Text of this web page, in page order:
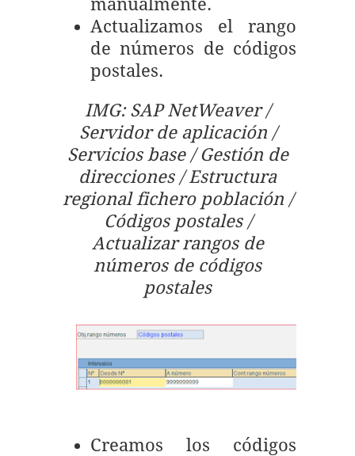
manualmente.
Actualizamos el rango
de números de códigos
postales.
IMG: SAP NetWeaver /
Servidor de aplicación /
Servicios base / Gestión de
direcciones / Estructura
regional fichero población /
Códigos postales /
Actualizar rangos de
números de códigos
postales
Creamos los códigos